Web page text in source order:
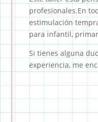
profesionales.En
estimulación
para infantil,
Si tienes alguna
experiencia, me